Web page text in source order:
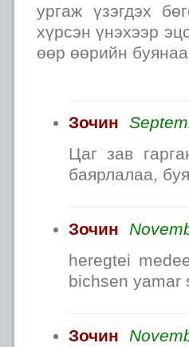
ургаж үзэгдэх
хүрсэн үнэхээр
өөр өөрийн
Зочин
Цаг зав
баярлалаа,
Зочин
heregtei
bichsen yamar
Зочин